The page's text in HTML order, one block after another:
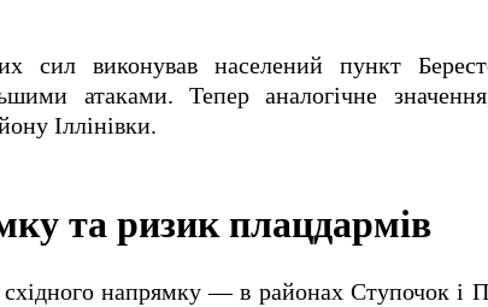
сил виконував населений пункт
атаками. Тепер аналогічне
Іллінівки.
та ризик плацдармів
напрямку — в районах Ступочок і